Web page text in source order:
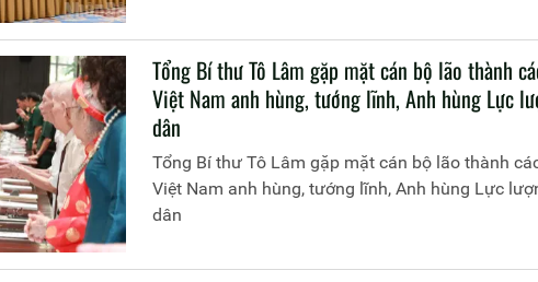
Tổng Bí thư Tô Lâm gặp mặt cán bộ lão thành
Việt Nam anh hùng, tướng lĩnh, Anh hùng Lực
dân
Tổng Bí thư Tô Lâm gặp mặt cán bộ lão thành
Việt Nam anh hùng, tướng lĩnh, Anh hùng Lực
dân